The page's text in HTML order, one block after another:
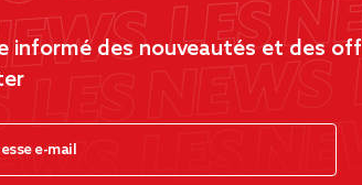
informé des nouveautés et des